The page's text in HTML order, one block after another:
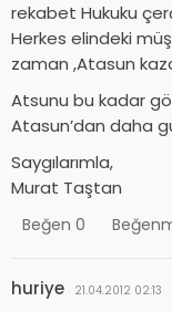
rekabet Hukuku
Herkes elindeki
zaman ,Atasun
Atsunu bu kadar
Atasun’dan daha
Saygılarımla,
Murat Taştan
Beğen 0
huriye 21.04.2012 02:13